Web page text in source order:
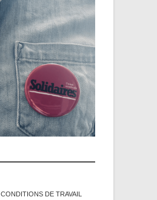
CONDITIONS DE TRAVAIL